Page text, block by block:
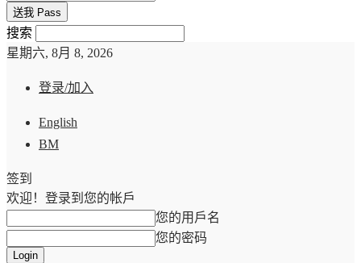
搜索
星期六, 8月 8, 2026
登录/加入
English
BM
签到
欢迎！登录到您的帐戶
您的用戶名
您的密码